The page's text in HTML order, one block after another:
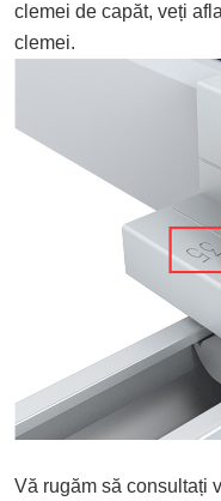
clemei de capăt, veți
clemei.
Vă rugăm să consultați